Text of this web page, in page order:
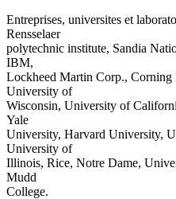
Entreprises, universites et
Rensselaer
polytechnic institute, Sandia
IBM,
Lockheed Martin Corp., Corning
University of
Wisconsin, University of
Yale
University, Harvard University,
University of
Illinois, Rice, Notre Dame,
Mudd
College.